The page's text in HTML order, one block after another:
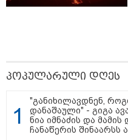
-
პოპულარული დღეს
"განიხილავდნენ,
დანაშაული" - გიგა
ნია იმნაძის და
ჩანაწერის შინაარსს